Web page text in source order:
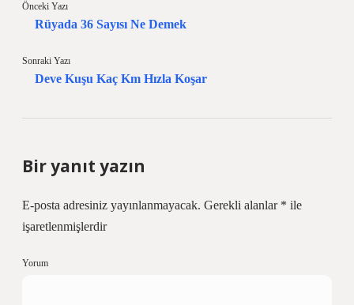
Önceki Yazı
Rüyada 36 Sayısı Ne Demek
Sonraki Yazı
Deve Kuşu Kaç Km Hızla Koşar
Bir yanıt yazın
E-posta adresiniz yayınlanmayacak. Gerekli alanlar * ile
işaretlenmişlerdir
Yorum